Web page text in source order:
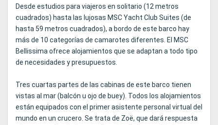
Desde estudios para viajeros en solitario (12 metros
cuadrados) hasta las lujosas MSC Yacht Club Suites (de
hasta 59 metros cuadrados), a bordo de este barco hay
más de 10 categorías de camarotes diferentes. El MSC
Bellissima ofrece alojamientos que se adaptan a todo tipo
de necesidades y presupuestos.
Tres cuartas partes de las cabinas de este barco tienen
vistas al mar (balcón u ojo de buey). Todos los alojamientos
están equipados con el primer asistente personal virtual del
mundo en un crucero. Se trata de Zoë, que dará respuesta